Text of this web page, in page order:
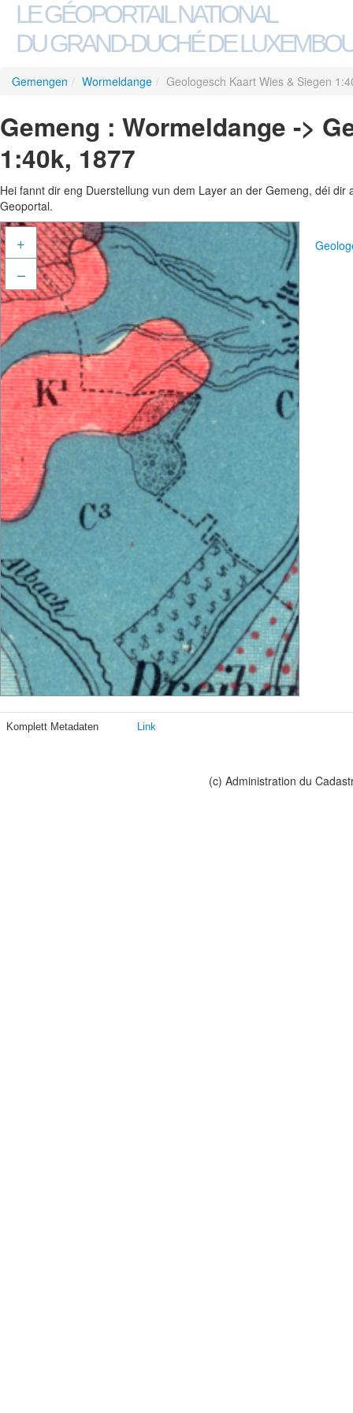
LE GÉOPORTAIL NATIONAL
DU GRAND-DUCHÉ DE
Gemengen / Wormeldange / Geologesch Kaart Wies & Siegen
Gemeng : Wormeldange ->
1:40k, 1877
Hei fannt dir eng Duerstellung vun dem Layer an der Gemeng, déi
Geoportal.
+
–
Komplett Metadaten Link
(c) Administration du